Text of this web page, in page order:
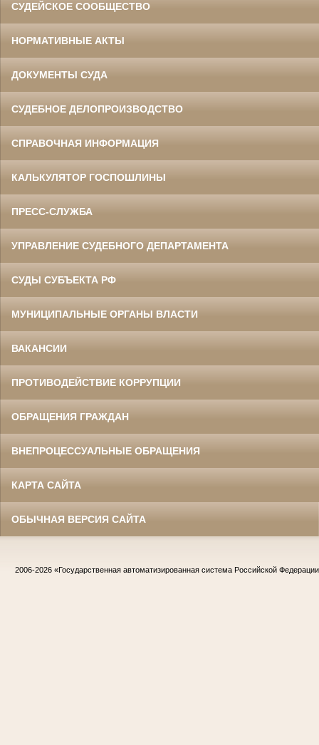
СУДЕЙСКОЕ СООБЩЕСТВО
НОРМАТИВНЫЕ АКТЫ
ДОКУМЕНТЫ СУДА
СУДЕБНОЕ ДЕЛОПРОИЗВОДСТВО
СПРАВОЧНАЯ ИНФОРМАЦИЯ
КАЛЬКУЛЯТОР ГОСПОШЛИНЫ
ПРЕСС-СЛУЖБА
УПРАВЛЕНИЕ СУДЕБНОГО ДЕПАРТАМЕНТА
СУДЫ СУБЪЕКТА РФ
МУНИЦИПАЛЬНЫЕ ОРГАНЫ ВЛАСТИ
ВАКАНСИИ
ПРОТИВОДЕЙСТВИЕ КОРРУПЦИИ
ОБРАЩЕНИЯ ГРАЖДАН
ВНЕПРОЦЕССУАЛЬНЫЕ ОБРАЩЕНИЯ
КАРТА САЙТА
ОБЫЧНАЯ ВЕРСИЯ САЙТА
2006-2026 «Государственная автоматизированная система Российской